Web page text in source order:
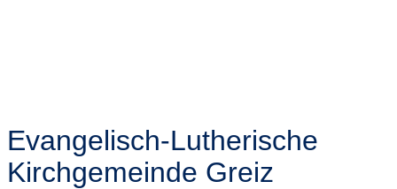
Evangelisch-Lutherische
Kirchgemeinde Greiz